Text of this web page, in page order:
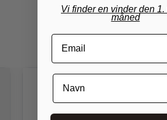
Vi finder en vinder den 1.
måned